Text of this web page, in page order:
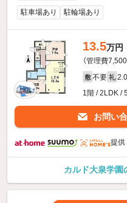
駐車場あり 駐輪場あり
13.5万円
（管理費7,500
敷 不要 礼
1階 / 2LDK /
お問い
提供
カルド大泉学園